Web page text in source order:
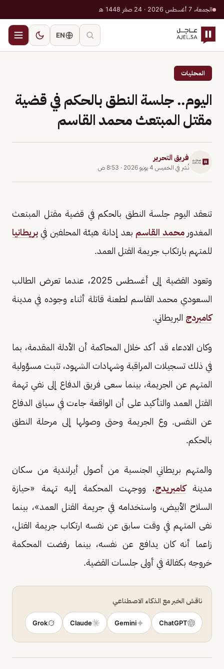
الجمعة، 7 أغسطس 2026 · 24 صفر 1448 هـ
EN
المحليات
‌اليوم.. جلسة النطق بالحكم في قضية
مقتل المبتعث محمد القاسم
فريق التحرير
نُشر في الخميس 4 يونيو 2026 · 8:53 ص
تنعقد اليوم جلسة النطق بالحكم في قضية مقتل المبتعث
المغدورمحمد القاسم بعد إدانة هيئة المحلفين في بريطانيا
للمتهم بارتكاب جريمة القتل العمد.
وتعود القضية إلى أغسطس 2025، عندما تعرض الطالب
السعودي محمد القاسم لطعنة قاتلة أثناء وجوده في مدينة
كامبردج البريطاني.
وكان الادعاء قد أكد خلال المحاكمة أن الأدلة المقدمة، بما
في ذلك تسجيلات المراقبة وشهادات الشهود، تثبت مسؤولية
المتهم عن الجريمة، بينما سعى فريق الدفاع إلى نفي تهمة
القتل العمد والتأكيد على أن الواقعة جاءت في سياق الدفاع
عن النفس. وع الجريمة وحتى وصولها إلى مرحلة النطق
بالحكم.
والمتهم بريطاني الجنسية من أصول أيرلندية من سكان
مدينةكامبريدج، ووجهت المحكمة إليه تهمة «حيازة
السلاح الأبيض، واستخدامه في جريمة القتل العمد»، بينما
نفى المتهم في وقت سابق عن نفسه ارتكاب جريمة القتل،
زاعما أنه كان يدافع عن نفسه، بينما رفضت المحكمة
خروجه بكفالة في أولى جلسات القضية.
ناقش الخبر مع الذكاء الاصطناعي
ChatGPT
Gemini
Claude
Grok